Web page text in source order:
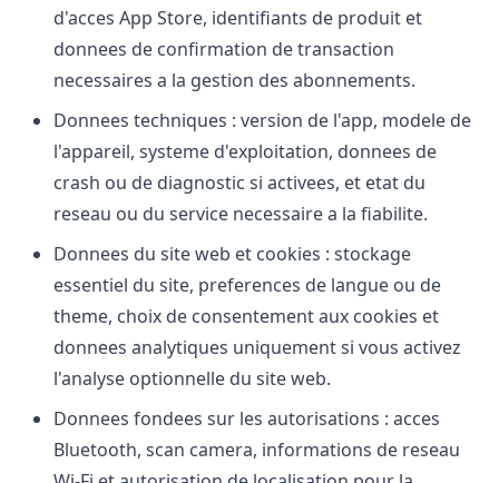
d'acces App Store, identifiants de produit et
donnees de confirmation de transaction
necessaires a la gestion des abonnements.
Donnees techniques : version de l'app, modele de
l'appareil, systeme d'exploitation, donnees de
crash ou de diagnostic si activees, et etat du
reseau ou du service necessaire a la fiabilite.
Donnees du site web et cookies : stockage
essentiel du site, preferences de langue ou de
theme, choix de consentement aux cookies et
donnees analytiques uniquement si vous activez
l'analyse optionnelle du site web.
Donnees fondees sur les autorisations : acces
Bluetooth, scan camera, informations de reseau